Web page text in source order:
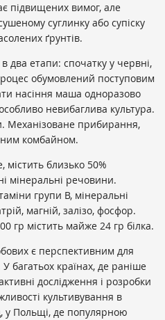
підвищених вимог, але
суглинку або супіску
ґрунтів.
два етапи: спочатку у червні,
обумовлений поступовим
насіння маша одноразово
невибаглива культура.
Механізоване прибирання,
комбайном.
близько 50%
мінеральні речовини.
групи В, мінеральні
магній, залізо, фосфор.
містить майже 24 гр білка.
є перспективним для
У багатьох країнах, де раніше
дослідження і розробки
культивування в
у Польщі, де популярною